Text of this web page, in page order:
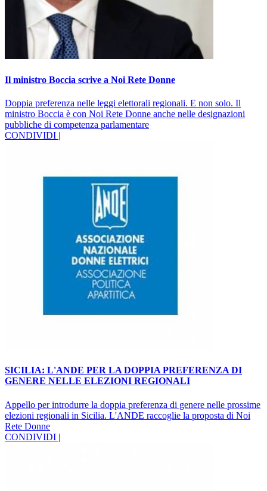
Il ministro Boccia scrive a Noi Rete Donne
Doppia preferenza nelle leggi elettorali regionali. E non solo. Il
ministro Boccia è con Noi Rete Donne anche nelle designazioni
pubbliche di competenza parlamentare
CONDIVIDI |
SICILIA: L'ANDE PER LA DOPPIA PREFERENZA DI
GENERE NELLE ELEZIONI REGIONALI
Appello per introdurre la doppia preferenza di genere nelle prossime
elezioni regionali in Sicilia. L'ANDE raccoglie la proposta di Noi
Rete Donne
CONDIVIDI |